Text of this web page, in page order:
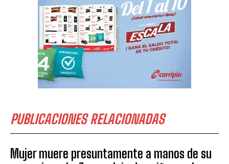
PUBLICACIONES RELACIONADAS
Mujer muere presuntamente a manos de su